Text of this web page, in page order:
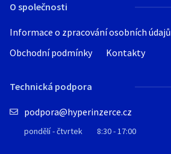
O společnosti
Informace o zpracování osobních údajů
Obchodní podmínky
Kontakty
Technická podpora
podpora@hyperinzerce.cz
pondělí - čtvrtek 8:30 - 17:00